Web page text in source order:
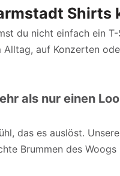
Shirts
du nicht einfach ein
auf Konzerten
als nur einen
das es auslöst.
Brummen des